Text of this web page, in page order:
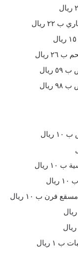
٢٢ ريال
ريال
١٠ ريال
فرن ب ١٠ ريال